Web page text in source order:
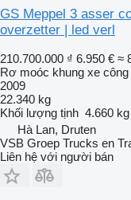
GS Meppel 3 asser
overzetter | led verl
210.700.000 ₫ 6.950 € ≈
Rơ moóc khung xe
2009
22.340 kg
Khối lượng tịnh 4.660 kg
Hà Lan, Druten
VSB Groep Trucks en
Liên hệ với người bán